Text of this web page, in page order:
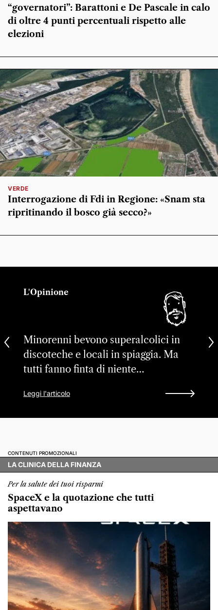
“governatori”: Barattoni e De Pascale in calo
di oltre 4 punti percentuali rispetto alle
elezioni
VERDE
Interrogazione di Fdi in Regione: «Snam sta
ripritinando il bosco già secco?»
L'Opinione
Minorenni bevono superalcolici in
discoteche e locali in spiaggia. Ma
tutti fanno finta di niente…
Leggi l'articolo
CONTENUTI PROMOZIONALI
LA CLINICA DELLA FINANZA
Per la salute dei tuoi risparmi
SpaceX e la quotazione che tutti
aspettavano